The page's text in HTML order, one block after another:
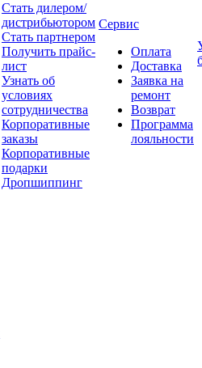
Стать дилером/
дистрибьютором
Стать партнером
Получить прайс-
лист
Узнать об
условиях
сотрудничества
Корпоративные
заказы
Корпоративные
подарки
Дропшиппинг
Сервис
Оплата
Доставка
Заявка на
ремонт
Возврат
Программа
лояльности